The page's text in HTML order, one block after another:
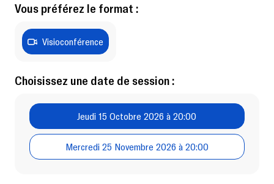
Vous préférez le format :
Visioconférence
Choisissez une date de session :
Jeudi 15 Octobre 2026 à 20:00
Mercredi 25 Novembre 2026 à 20:00